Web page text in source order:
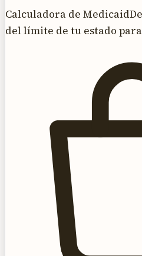
Calculadora de Medicaid
del límite de tu estado